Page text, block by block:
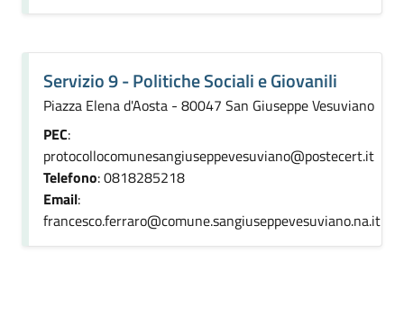
Servizio 9 - Politiche Sociali e Giovanili
Piazza Elena d'Aosta - 80047 San Giuseppe Vesuviano
PEC:
protocollocomunesangiuseppevesuviano@postecert.it
Telefono: 0818285218
Email:
francesco.ferraro@comune.sangiuseppevesuviano.na.it